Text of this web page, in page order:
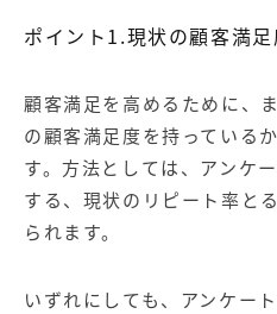
ポイント1.現状の顧客満
顧客満足を高めるために、
の顧客満足度を持っている
す。方法としては、アンケ
する、現状のリピート率と
られます。
いずれにしても、アンケー